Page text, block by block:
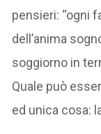
pensieri: “ogni
dell’anima
soggiorno in
Quale può
ed unica cosa: